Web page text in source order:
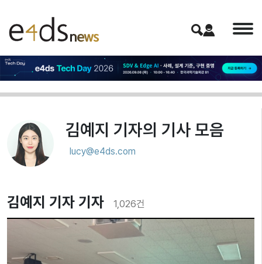
김예지 기자의 기사 모음
lucy@e4ds.com
김예지 기자 기자 1,026건